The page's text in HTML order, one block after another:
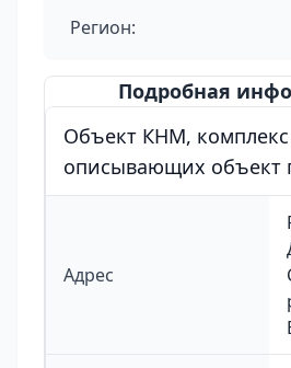
Регион:
Подробная
Объект КНМ, комплекс
описывающих объект
Адрес